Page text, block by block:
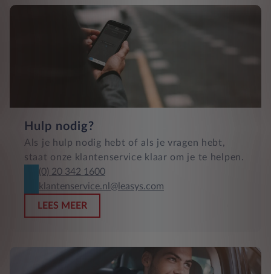
Hulp nodig?
Als je hulp nodig hebt of als je vragen hebt,
staat onze klantenservice klaar om je te helpen.
(0) 20 342 1600
klantenservice.nl@leasys.com
LEES MEER